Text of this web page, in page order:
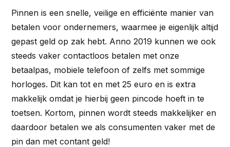
Pinnen is een snelle, veilige en efficiënte manier van
betalen voor ondernemers, waarmee je eigenlijk altijd
gepast geld op zak hebt. Anno 2019 kunnen we ook
steeds vaker contactloos betalen met onze
betaalpas, mobiele telefoon of zelfs met sommige
horloges. Dit kan tot en met 25 euro en is extra
makkelijk omdat je hierbij geen pincode hoeft in te
toetsen. Kortom, pinnen wordt steeds makkelijker en
daardoor betalen we als consumenten vaker met de
pin dan met contant geld!